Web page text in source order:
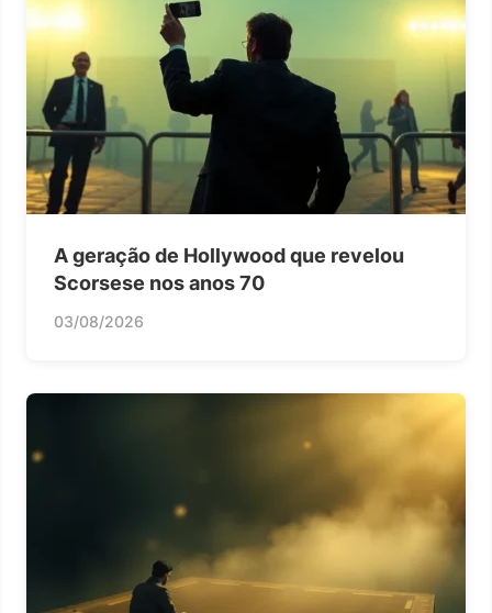
A geração de Hollywood que revelou
Scorsese nos anos 70
03/08/2026